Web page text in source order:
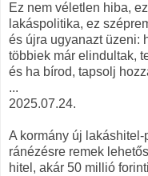
Ez nem véletlen hiba,
lakáspolitika, ez
és újra ugyanazt üzeni:
többiek már elindultak,
és ha bírod, tapsolj
...
2025.07.24.
A kormány új
ránézésre remek
hitel, akár 50 millió